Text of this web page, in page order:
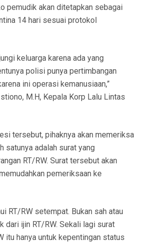
pemudik akan ditetapkan sebagai
14 hari sesuai protokol
keluarga karena ada yang
polisi punya pertimbangan
ini operasi kemanusiaan,”
M.H, Kepala Korp Lalu Lintas
tersebut, pihaknya akan memeriksa
satunya adalah surat yang
RT/RW. Surat tersebut akan
pemeriksaan ke
RT/RW setempat. Bukan sah atau
dari ijin RT/RW. Sekali lagi surat
itu hanya untuk kepentingan status